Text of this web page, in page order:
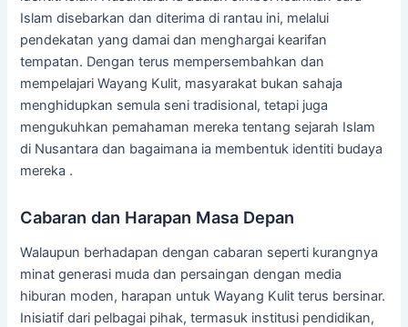
Islam disebarkan dan diterima di rantau ini, melalui
pendekatan yang damai dan menghargai kearifan
tempatan. Dengan terus mempersembahkan dan
mempelajari Wayang Kulit, masyarakat bukan sahaja
menghidupkan semula seni tradisional, tetapi juga
mengukuhkan pemahaman mereka tentang sejarah Islam
di Nusantara dan bagaimana ia membentuk identiti budaya
mereka .
Cabaran dan Harapan Masa Depan
Walaupun berhadapan dengan cabaran seperti kurangnya
minat generasi muda dan persaingan dengan media
hiburan moden, harapan untuk Wayang Kulit terus bersinar.
Inisiatif dari pelbagai pihak, termasuk institusi pendidikan,